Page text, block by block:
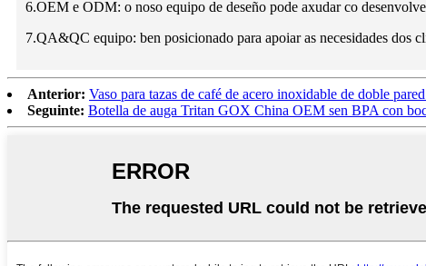
6.OEM e ODM: o noso equipo de deseño pode axudar co
7.QA&QC equipo: ben posicionado para apoiar as necesidades dos
Anterior: Vaso para tazas de café de acero inoxidable de doble
Seguinte: Botella de auga Tritan GOX China OEM sen BPA con